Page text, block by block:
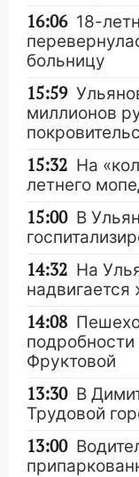
16:06 18-
больницу
15:59
миллионов
15:32 На
летнего
15:00 В
14:32 На
надвигается
14:08
Фруктовой
13:30 В
Трудовой
13:00